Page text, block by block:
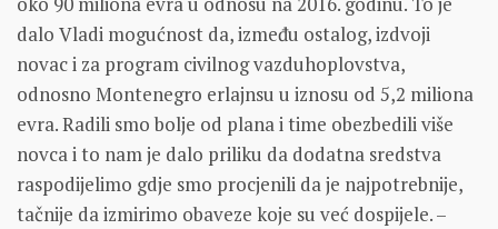
dalo Vladi mogućnost da, između ostalog, izdvoji
novac i za program civilnog vazduhoplovstva,
odnosno Montenegro erlajnsu u iznosu od 5,2 miliona
evra. Radili smo bolje od plana i time obezbedili više
novca i to nam je dalo priliku da dodatna sredstva
raspodijelimo gdje smo procjenili da je najpotrebnije,
tačnije da izmirimo obaveze koje su već dospijele. –